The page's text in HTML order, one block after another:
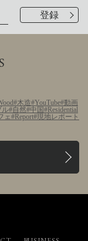
木造 YouTube 動画
ル 自然 中国
Residential
ェ Report 現地レポート